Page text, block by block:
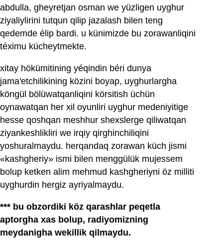
abdulla, gheyretjan osman we yüzligen uyghur
ziyaliylirini tutqun qilip jazalash bilen teng
qedemde élip bardi. u künimizde bu zorawanliqini
téximu kücheytmekte.
xitay hökümitining yéqindin béri dunya
jama'etchilikining közini boyap, uyghurlargha
köngül bölüwatqanliqini körsitish üchün
oynawatqan her xil oyunliri uyghur medeniyitige
hesse qoshqan meshhur shexslerge qiliwatqan
ziyankeshlikliri we irqiy qirghinchiliqini
yoshuralmaydu. herqandaq zorawan küch jismi
«kashgheriy» ismi bilen menggülük mujessem
bolup ketken alim mehmud kashgheriyni öz milliti
uyghurdin hergiz ayriyalmaydu.
*** bu obzordiki köz qarashlar peqetla
aptorgha xas bolup, radiyomizning
meydanigha wekillik qilmaydu.